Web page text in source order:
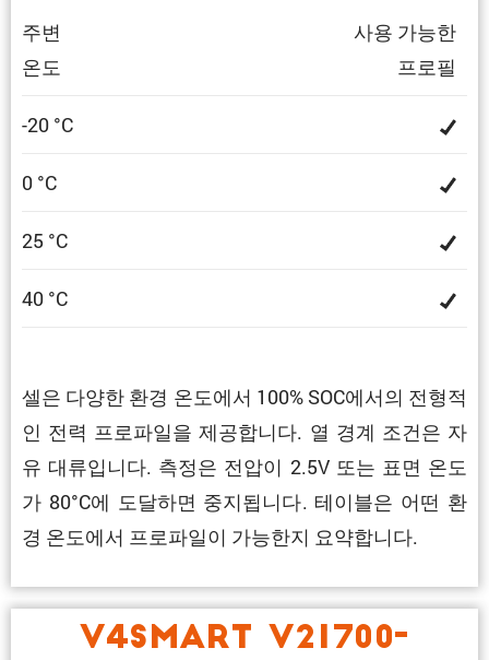
주변
온도
사용 가능한
프로필
-20 °C
0 °C
25 °C
40 °C
셀은 다양한 환경 온도에서 100% SOC에서의 전형적
인 전력 프로파일을 제공합니다. 열 경계 조건은 자
유 대류입니다. 측정은 전압이 2.5V 또는 표면 온도
가 80°C에 도달하면 중지됩니다. 테이블은 어떤 환
경 온도에서 프로파일이 가능한지 요약합니다.
V4SMART V21700-